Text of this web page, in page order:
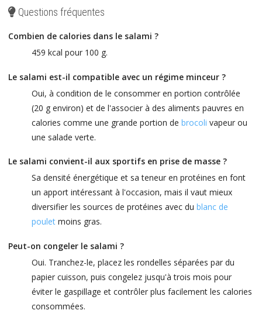
Questions fréquentes
Combien de calories dans le salami ?
459 kcal pour 100 g.
Le salami est-il compatible avec un régime minceur ?
Oui, à condition de le consommer en portion contrôlée
(20 g environ) et de l'associer à des aliments pauvres en
calories comme une grande portion de brocoli vapeur ou
une salade verte.
Le salami convient-il aux sportifs en prise de masse ?
Sa densité énergétique et sa teneur en protéines en font
un apport intéressant à l'occasion, mais il vaut mieux
diversifier les sources de protéines avec du blanc de
poulet moins gras.
Peut-on congeler le salami ?
Oui. Tranchez-le, placez les rondelles séparées par du
papier cuisson, puis congelez jusqu'à trois mois pour
éviter le gaspillage et contrôler plus facilement les calories
consommées.